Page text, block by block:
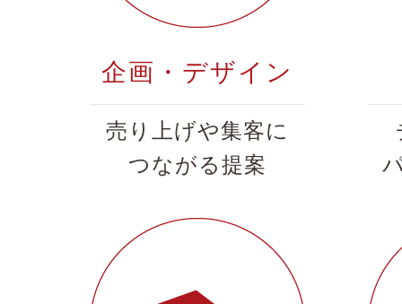
企画・デザイン
売り上げや集客に
つながる提案